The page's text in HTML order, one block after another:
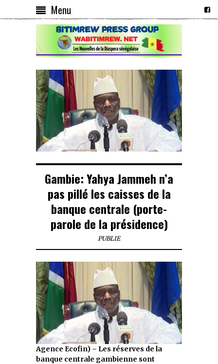
Menu
Gambie: Yahya Jammeh n’a
pas pillé les caisses de la
banque centrale (porte-
parole de la présidence)
PUBLIE
Agence Ecofin) – Les réserves de la
banque centrale gambienne sont